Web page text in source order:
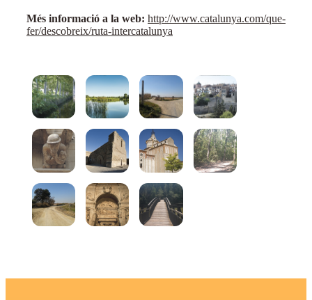
Més informació a la web: http://www.catalunya.com/que-
fer/descobreix/ruta-intercatalunya